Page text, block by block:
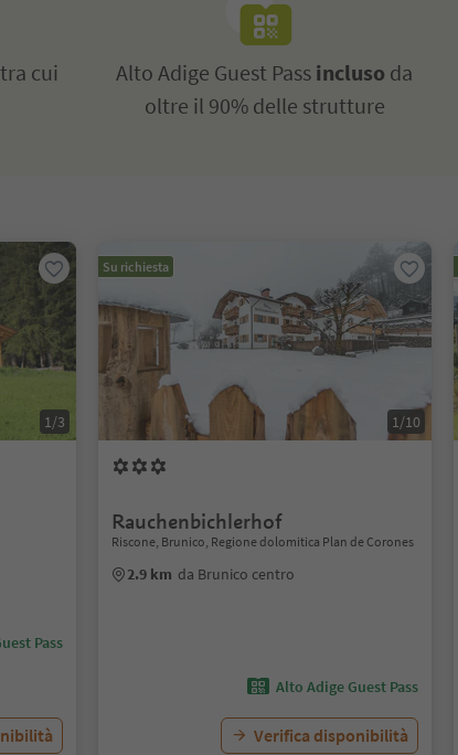
cui
Alto Adige Guest Pass incluso da
oltre il 90% delle strutture
1/3
Pass
Su richiesta
1/10
Rauchenbichlerhof
Riscone, Brunico, Regione dolomitica Plan de Corones
2.9 km da Brunico centro
Alto Adige Guest Pass
Verifica disponibilità